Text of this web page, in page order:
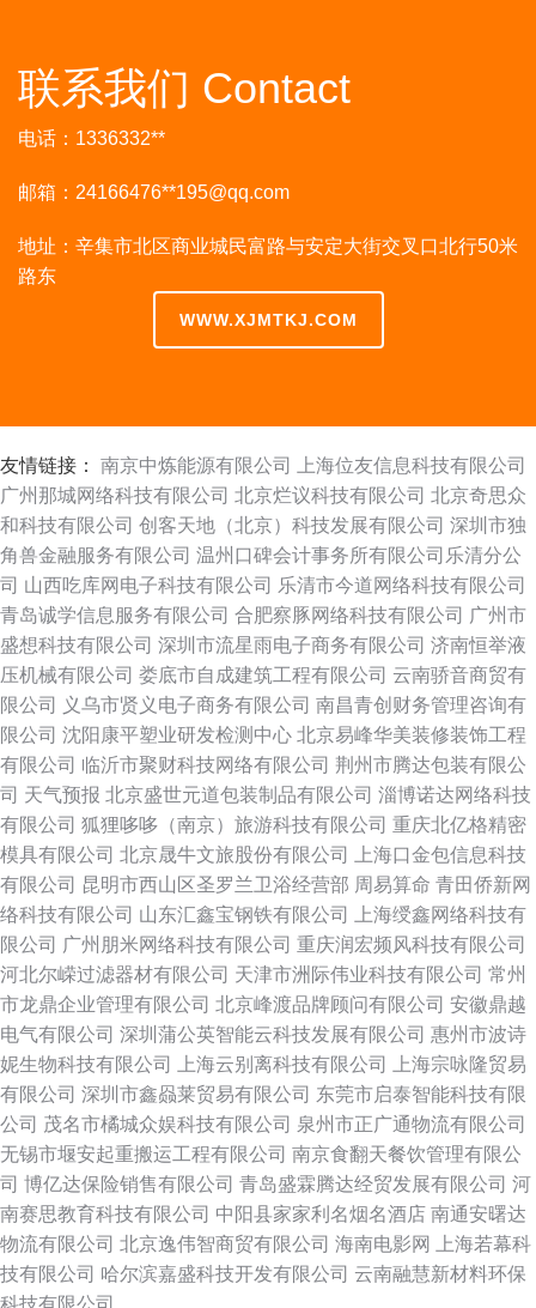
联系我们 Contact
电话：1336332**
邮箱：24166476**195@qq.com
地址：辛集市北区商业城民富路与安定大街交叉口北行50米
路东
WWW.XJMTKJ.COM
友情链接： 南京中炼能源有限公司
上海位友信息科技有限公司
广州那城网络科技有限公司 北京烂议科技有限公司 北京奇思众
和科技有限公司 创客天地（北京）科技发展有限公司 深圳市独
角兽金融服务有限公司 温州口碑会计事务所有限公司乐清分公
司 山西吃库网电子科技有限公司 乐清市今道网络科技有限公司
青岛诚学信息服务有限公司 合肥察豚网络科技有限公司 广州市
盛想科技有限公司 深圳市流星雨电子商务有限公司 济南恒举液
压机械有限公司 娄底市自成建筑工程有限公司 云南骄音商贸有
限公司
义乌市贤义电子商务有限公司 南昌青创财务管理咨询有
限公司 沈阳康平塑业研发检测中心 北京易峰华美装修装饰工程
有限公司 临沂市聚财科技网络有限公司 荆州市腾达包装有限公
司 天气预报 北京盛世元道包装制品有限公司 淄博诺达网络科技
有限公司 狐狸哆哆（南京）旅游科技有限公司 重庆北亿格精密
模具有限公司 北京晟牛文旅股份有限公司
上海口金包信息科技
有限公司 昆明市西山区圣罗兰卫浴经营部 周易算命 青田侨新网
络科技有限公司 山东汇鑫宝钢铁有限公司
上海绶鑫网络科技有
限公司 广州朋米网络科技有限公司 重庆润宏频风科技有限公司
河北尔嵘过滤器材有限公司 天津市洲际伟业科技有限公司 常州
市龙鼎企业管理有限公司 北京峰渡品牌顾问有限公司 安徽鼎越
电气有限公司 深圳蒲公英智能云科技发展有限公司 惠州市波诗
妮生物科技有限公司
上海云别离科技有限公司
上海宗咏隆贸易
有限公司 深圳市鑫赑莱贸易有限公司 东莞市启泰智能科技有限
公司 茂名市橘城众娱科技有限公司 泉州市正广通物流有限公司
无锡市堰安起重搬运工程有限公司 南京食翻天餐饮管理有限公
司 博亿达保险销售有限公司 青岛盛霖腾达经贸发展有限公司 河
南赛思教育科技有限公司 中阳县家家利名烟名酒店 南通安曙达
物流有限公司 北京逸伟智商贸有限公司 海南电影网
上海若幕科
技有限公司 哈尔滨嘉盛科技开发有限公司 云南融慧新材料环保
科技有限公司